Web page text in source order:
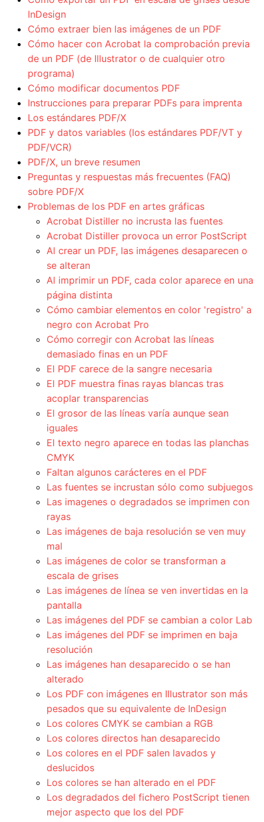
InDesign
Cómo extraer bien las imágenes de un PDF
Cómo hacer con Acrobat la comprobación previa
de un PDF (de Illustrator o de cualquier otro
programa)
Cómo modificar documentos PDF
Instrucciones para preparar PDFs para imprenta
Los estándares PDF/X
PDF y datos variables (los estándares PDF/VT y
PDF/VCR)
PDF/X, un breve resumen
Preguntas y respuestas más frecuentes (FAQ)
sobre PDF/X
Problemas de los PDF en artes gráficas
Acrobat Distiller no incrusta las fuentes
Acrobat Distiller provoca un error PostScript
Al crear un PDF, las imágenes desaparecen o
se alteran
Al imprimir un PDF, cada color aparece en una
página distinta
Cómo cambiar elementos en color 'registro' a
negro con Acrobat Pro
Cómo corregir con Acrobat las líneas
demasiado finas en un PDF
El PDF carece de la sangre necesaria
El PDF muestra finas rayas blancas tras
acoplar transparencias
El grosor de las líneas varía aunque sean
iguales
El texto negro aparece en todas las planchas
CMYK
Faltan algunos carácteres en el PDF
Las fuentes se incrustan sólo como subjuegos
Las imagenes o degradados se imprimen con
rayas
Las imágenes de baja resolución se ven muy
mal
Las imágenes de color se transforman a
escala de grises
Las imágenes de línea se ven invertidas en la
pantalla
Las imágenes del PDF se cambian a color Lab
Las imágenes del PDF se imprimen en baja
resolución
Las imágenes han desaparecido o se han
alterado
Los PDF con imágenes en Illustrator son más
pesados que su equivalente de InDesign
Los colores CMYK se cambian a RGB
Los colores directos han desaparecido
Los colores en el PDF salen lavados y
deslucidos
Los colores se han alterado en el PDF
Los degradados del fichero PostScript tienen
mejor aspecto que los del PDF